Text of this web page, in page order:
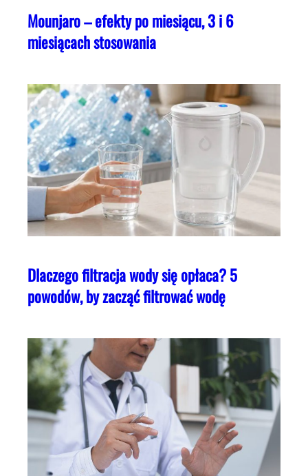
Mounjaro – efekty po miesiącu, 3 i 6
miesiącach stosowania
Dlaczego filtracja wody się opłaca? 5
powodów, by zacząć filtrować wodę